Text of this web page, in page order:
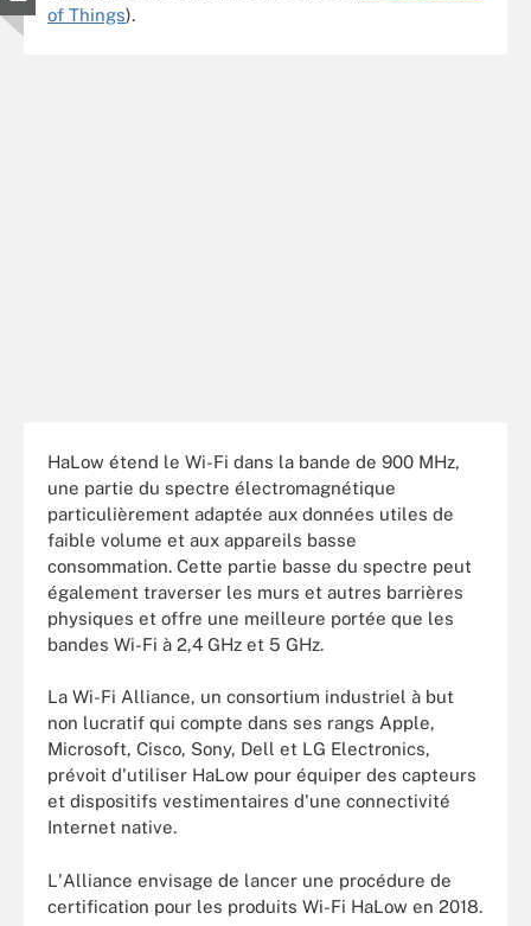
of Things).
HaLow étend le Wi-Fi dans la bande de 900 MHz,
une partie du spectre électromagnétique
particulièrement adaptée aux données utiles de
faible volume et aux appareils basse
consommation. Cette partie basse du spectre peut
également traverser les murs et autres barrières
physiques et offre une meilleure portée que les
bandes Wi-Fi à 2,4 GHz et 5 GHz.
La Wi-Fi Alliance, un consortium industriel à but
non lucratif qui compte dans ses rangs Apple,
Microsoft, Cisco, Sony, Dell et LG Electronics,
prévoit d'utiliser HaLow pour équiper des capteurs
et dispositifs vestimentaires d'une connectivité
Internet native.
L'Alliance envisage de lancer une procédure de
certification pour les produits Wi-Fi HaLow en 2018.